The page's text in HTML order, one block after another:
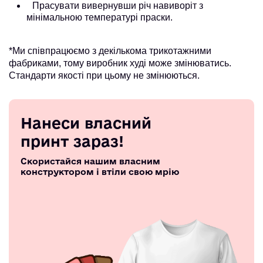
Прасувати вивернувши річ навиворіт з
мінімальною температурі праски.
*Ми співпрацюємо з декількома трикотажними
фабриками, тому виробник худі може змінюватись.
Стандарти якості при цьому не змінюються.
Нанеси власний
принт зараз!
Скористайся нашим власним
конструктором і втіли свою мрію